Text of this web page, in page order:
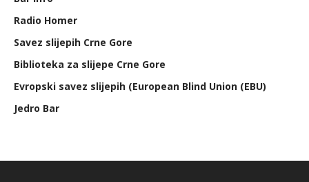
Radio Homer
Savez slijepih Crne Gore
Biblioteka za slijepe Crne Gore
Evropski savez slijepih (European Blind Union (EBU)
Jedro Bar